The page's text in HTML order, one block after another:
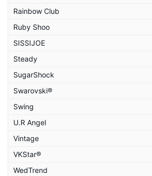
Rainbow Club
Ruby Shoo
SISSIJOE
Steady
SugarShock
Swarovski®
Swing
U.R Angel
Vintage
VKStar®
WedTrend